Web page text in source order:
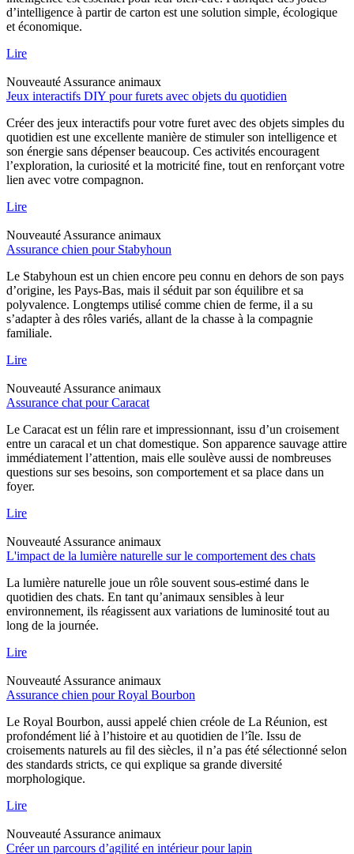
d’intelligence à partir de carton est une solution simple, écologique
et économique.
Lire
Nouveauté Assurance animaux
Jeux interactifs DIY pour furets avec objets du quotidien
Créer des jeux interactifs pour votre furet avec des objets simples du
quotidien est une excellente manière de stimuler son intelligence et
son énergie sans dépenser beaucoup. Ces activités encouragent
l’exploration, la curiosité et la motricité fine, tout en renforçant votre
lien avec votre compagnon.
Lire
Nouveauté Assurance animaux
Assurance chien pour Stabyhoun
Le Stabyhoun est un chien encore peu connu en dehors de son pays
d’origine, les Pays-Bas, mais il séduit par son équilibre et sa
polyvalence. Longtemps utilisé comme chien de ferme, il a su
s’adapter à des rôles variés, allant de la chasse à la compagnie
familiale.
Lire
Nouveauté Assurance animaux
Assurance chat pour Caracat
Le Caracat est un félin rare et impressionnant, issu d’un croisement
entre un caracal et un chat domestique. Son apparence sauvage attire
immédiatement l’attention, mais elle soulève aussi de nombreuses
questions sur ses besoins, son comportement et sa place dans un
foyer.
Lire
Nouveauté Assurance animaux
L'impact de la lumière naturelle sur le comportement des chats
La lumière naturelle joue un rôle souvent sous-estimé dans le
quotidien des chats. En tant qu’animaux sensibles à leur
environnement, ils réagissent aux variations de luminosité tout au
long de la journée.
Lire
Nouveauté Assurance animaux
Assurance chien pour Royal Bourbon
Le Royal Bourbon, aussi appelé chien créole de La Réunion, est
profondément lié à l’histoire et au quotidien de l’île. Issu de
croisements naturels au fil des siècles, il n’a pas été sélectionné selon
des standards stricts, ce qui explique sa grande diversité
morphologique.
Lire
Nouveauté Assurance animaux
Créer un parcours d’agilité en intérieur pour lapin